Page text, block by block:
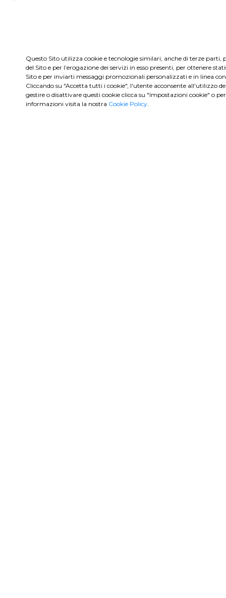
Questo Sito utilizza cookie e tecnologie similari, anche di terze
del Sito e per l’erogazione dei servizi in esso presenti, per ottenere
Sito e per inviarti messaggi promozionali personalizzati e in linea
Cliccando su "Accetta tutti i cookie", l'utente acconsente all'utilizzo
gestire o disattivare questi cookie clicca su "Impostazioni cookie" o
informazioni visita la nostra Cookie Policy